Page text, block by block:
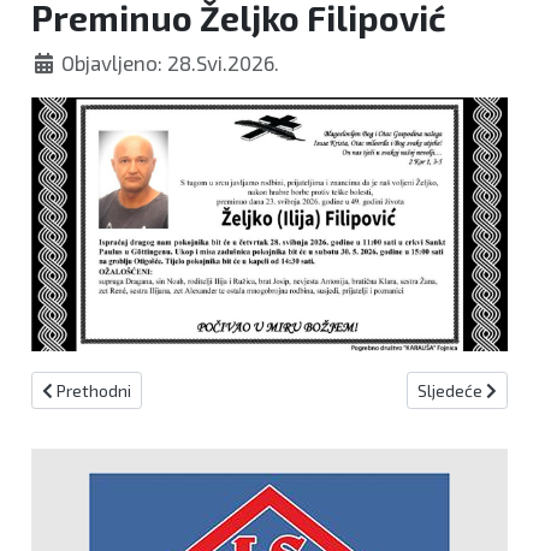
Preminuo Željko Filipović
Objavljeno: 28.Svi.2026.
Prethodni članak: Preminuo Mato Bradara
Prethodni Sljedeći članak:
Sljedeće